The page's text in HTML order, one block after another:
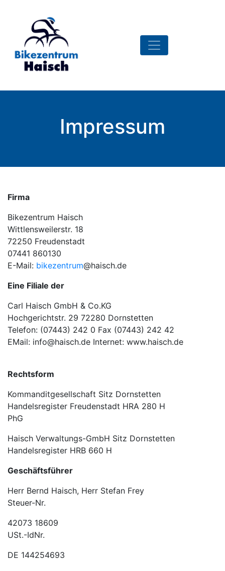
Impressum
Firma
Bikezentrum Haisch
Wittlensweilerstr. 18
72250 Freudenstadt
07441 860130
E-Mail: bikezentrum@haisch.de
Eine Filiale der
Carl Haisch GmbH & Co.KG
Hochgerichtstr. 29 72280 Dornstetten
Telefon: (07443) 242 0 Fax (07443) 242 42
EMail: info@haisch.de Internet: www.haisch.de
Rechtsform
Kommanditgesellschaft Sitz Dornstetten
Handelsregister Freudenstadt HRA 280 H
PhG
Haisch Verwaltungs-GmbH Sitz Dornstetten
Handelsregister HRB 660 H
Geschäftsführer
Herr Bernd Haisch, Herr Stefan Frey
Steuer-Nr.
42073 18609
USt.-IdNr.
DE 144254693